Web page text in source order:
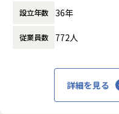
クラウドインフラ
・Google Cloud への移行対
・IaC による構築のコード
h）、JP1​
その他、サーバーレスアー
将来的には、インフラアー
アなど、スペシャリストを
企業競争力
チ開発やコ
スを提供し
ード開発を
設立年数 36年
従業員数 772人
詳細を見る